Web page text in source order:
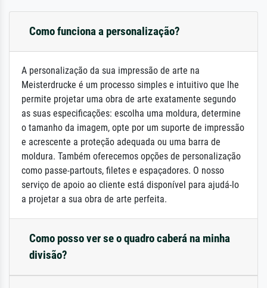
Como funciona a personalização?
A personalização da sua impressão de arte na
Meisterdrucke é um processo simples e intuitivo que lhe
permite projetar uma obra de arte exatamente segundo
as suas especificações: escolha uma moldura, determine
o tamanho da imagem, opte por um suporte de impressão
e acrescente a proteção adequada ou uma barra de
moldura. Também oferecemos opções de personalização
como passe-partouts, filetes e espaçadores. O nosso
serviço de apoio ao cliente está disponível para ajudá-lo
a projetar a sua obra de arte perfeita.
Como posso ver se o quadro caberá na minha
divisão?